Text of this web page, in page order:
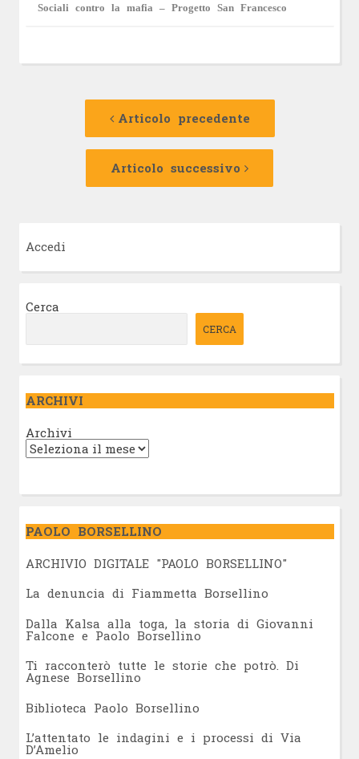
Sociali contro la mafia – Progetto San Francesco
Navigazione
Articolo precedente
Articolo
Articolo successivo
Articolo
Accedi
Cerca
CERCA
ARCHIVI
Archivi
PAOLO BORSELLINO
ARCHIVIO DIGITALE "PAOLO BORSELLINO"
La denuncia di Fiammetta Borsellino
Dalla Kalsa alla toga, la storia di Giovanni
Falcone e Paolo Borsellino
Ti racconterò tutte le storie che potrò. Di
Agnese Borsellino
Biblioteca Paolo Borsellino
L’attentato le indagini e i processi di Via
D’Amelio